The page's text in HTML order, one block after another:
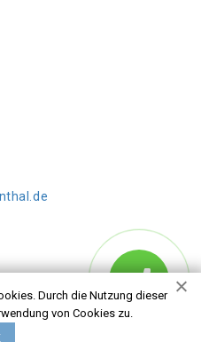
Durch die Nutzung dieser
von Cookies zu.
Hellenthal Felser. Alle